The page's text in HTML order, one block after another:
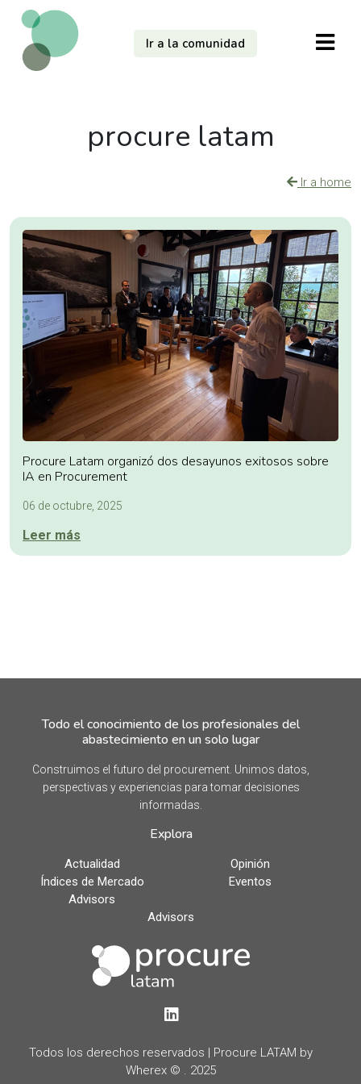
Ir a la comunidad
procure latam
Ir a home
Procure Latam organizó dos desayunos exitosos sobre
IA en Procurement
06 de octubre, 2025
Leer más
Todo el conocimiento de los profesionales del
abastecimiento en un solo lugar
Construimos el futuro del procurement. Unimos datos,
perspectivas y experiencias para tomar decisiones
informadas.
Explora
Actualidad
Opinión
Índices de Mercado
Eventos
Advisors
Advisors
LinkedIn
Todos los derechos reservados | Procure LATAM by
Wherex © . 2025